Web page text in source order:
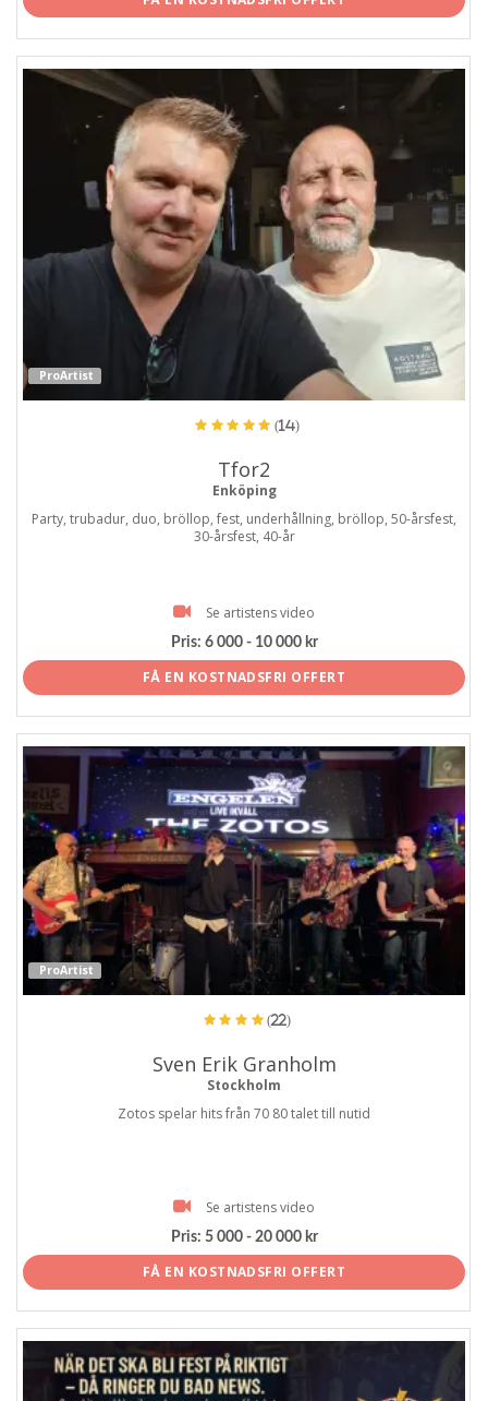
ProArtist
(14)
Tfor2
Enköping
Party, trubadur, duo, bröllop, fest, underhållning, bröllop, 50-årsfest,
30-årsfest, 40-år
Se artistens video
Pris: 6 000 - 10 000 kr
FÅ EN KOSTNADSFRI OFFERT
ProArtist
(22)
Sven Erik Granholm
Stockholm
Zotos spelar hits från 70 80 talet till nutid
Se artistens video
Pris: 5 000 - 20 000 kr
FÅ EN KOSTNADSFRI OFFERT